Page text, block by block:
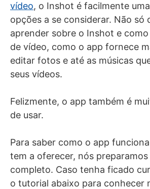
vídeo, o Inshot é facilmente
opções a se considerar. Não só
aprender sobre o Inshot e
de vídeo, como o app fornece
editar fotos e até as músicas
seus vídeos.
Felizmente, o app também é
de usar.
Para saber como o app
tem a oferecer, nós preparamos
completo. Caso tenha ficado
o tutorial abaixo para conhecer